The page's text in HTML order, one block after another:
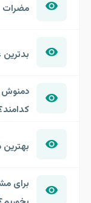
مضرات
بدترین
دمنوش
برای